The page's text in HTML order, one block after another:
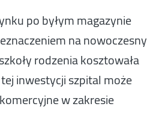
po byłym magazynie
na nowoczesny
rodzenia kosztowała
inwestycji szpital może
w zakresie